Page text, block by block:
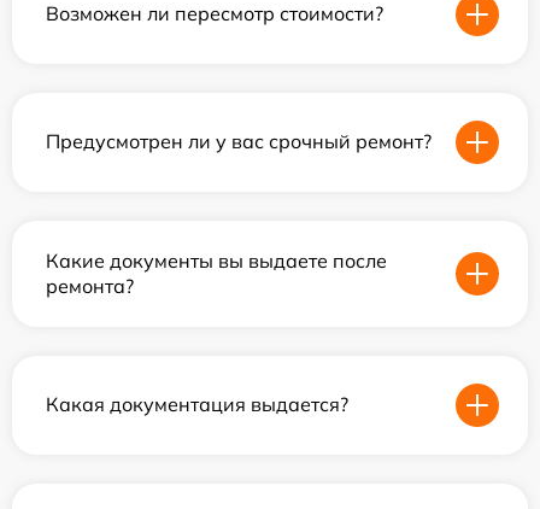
Возможен ли пересмотр стоимости?
Предусмотрен ли у вас срочный ремонт?
Какие документы вы выдаете после
ремонта?
Какая документация выдается?